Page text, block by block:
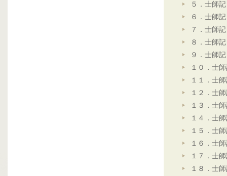
５．士師
６．士師
７．士師
８．士師
９．士師
１０．士
１１．士
１２．士
１３．士
１４．士
１５．士
１６．士
１７．士
１８．士